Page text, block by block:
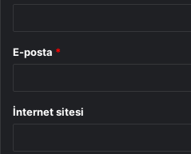
E-posta *
İnternet sitesi